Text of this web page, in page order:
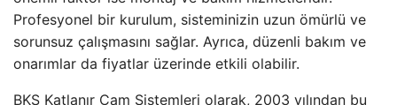
Profesyonel bir kurulum, sisteminizin uzun ömürlü ve
sorunsuz çalışmasını sağlar. Ayrıca, düzenli bakım ve
onarımlar da fiyatlar üzerinde etkili olabilir.
BKS Katlanır Cam Sistemleri olarak, 2003 yılından bu